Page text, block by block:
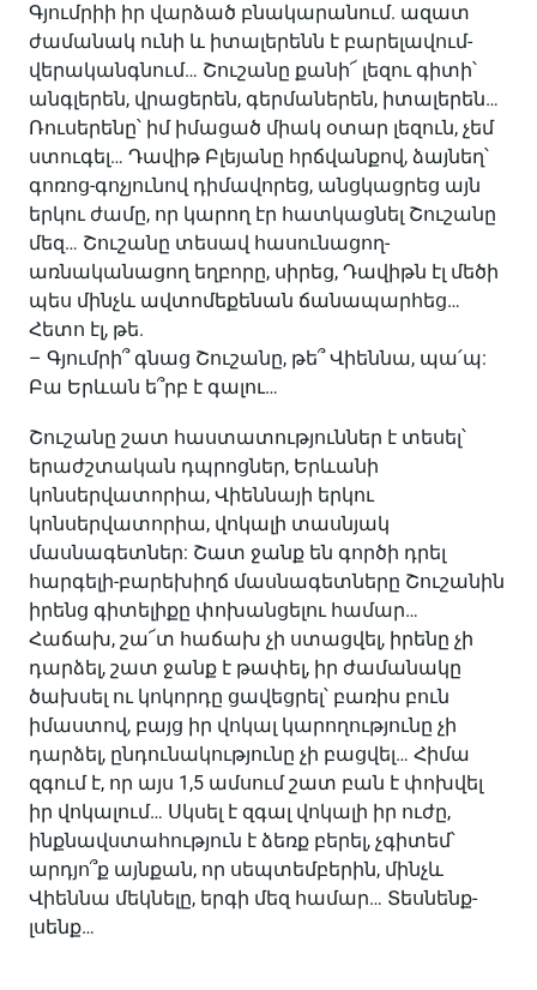
Գյումրիի իր վարձած բնակարանում. ազատ
ժամանակ ունի և իտալերենն է բարելավում-
վերականգնում… Շուշանը քանի՜ լեզու գիտի՝
անգլերեն, վրացերեն, գերմաներեն, իտալերեն…
Ռուսերենը՝ իմ իմացած միակ օտար լեզուն, չեմ
ստուգել… Դավիթ Բլեյանը հրճվանքով, ձայնեղ՝
գոռոց-գոչյունով դիմավորեց, անցկացրեց այն
երկու ժամը, որ կարող էր հատկացնել Շուշանը
մեզ… Շուշանը տեսավ հասունացող-
առնականացող եղբորը, սիրեց, Դավիթն էլ մեծի
պես մինչև ավտոմեքենան ճանապարհեց…
Հետո էլ, թե.
– Գյումրի՞ գնաց Շուշանը, թե՞ Վիեննա, պա՛պ:
Բա Երևան ե՞րբ է գալու…
Շուշանը շատ հաստատություններ է տեսել՝
երաժշտական դպրոցներ, Երևանի
կոնսերվատորիա, Վիեննայի երկու
կոնսերվատորիա, վոկալի տասնյակ
մասնագետներ: Շատ ջանք են գործի դրել
հարգելի-բարեխիղճ մասնագետները Շուշանին
իրենց գիտելիքը փոխանցելու համար…
Հաճախ, շա՜տ հաճախ չի ստացվել, իրենը չի
դարձել, շատ ջանք է թափել, իր ժամանակը
ծախսել ու կոկորդը ցավեցրել՝ բառիս բուն
իմաստով, բայց իր վոկալ կարողությունը չի
դարձել, ընդունակությունը չի բացվել… Հիմա
զգում է, որ այս 1,5 ամսում շատ բան է փոխվել
իր վոկալում… Սկսել է զգալ վոկալի իր ուժը,
ինքնավստահություն է ձեռք բերել, չգիտեմ՝
արդյո՞ք այնքան, որ սեպտեմբերին, մինչև
Վիեննա մեկնելը, երգի մեզ համար… Տեսնենք-
լսենք…